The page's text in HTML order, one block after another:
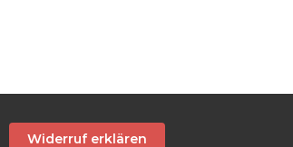
Widerruf erklären